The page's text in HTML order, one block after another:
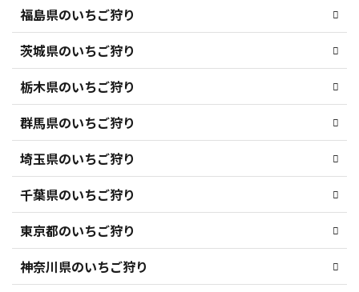
福島県のいちご狩り
茨城県のいちご狩り
栃木県のいちご狩り
群馬県のいちご狩り
埼玉県のいちご狩り
千葉県のいちご狩り
東京都のいちご狩り
神奈川県のいちご狩り